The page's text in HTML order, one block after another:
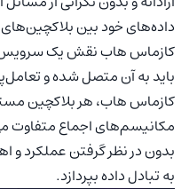
داده‌های خود بین
کازماس هاب نقش یک
باید به آن متصل شده و
کازماس هاب، هر بلاکچین
مکانیسم‌های اجماع متفاوت
بدون در نظر گرفتن عملکرد و
به تبادل داده بپردازد.